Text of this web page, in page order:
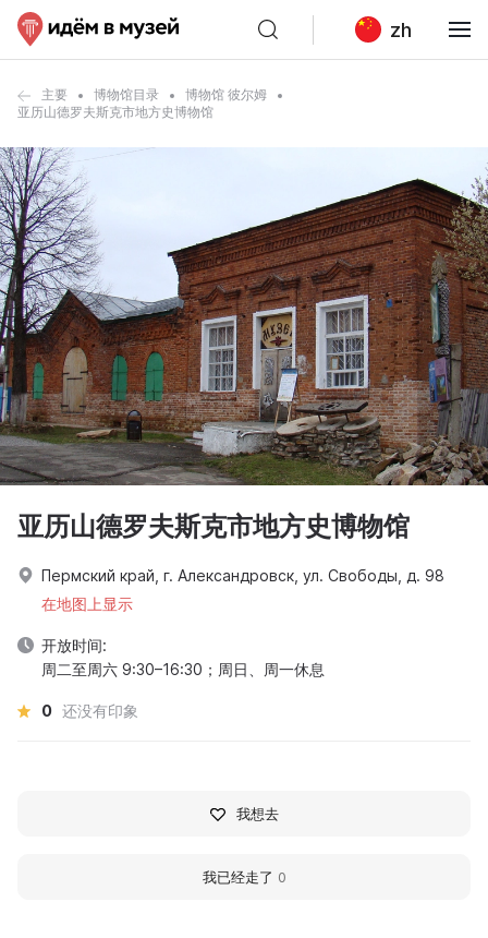
zh
主要 博物馆目录
博物馆 彼尔姆
亚历山德罗夫斯克市地方史博物馆
亚历山德罗夫斯克市地方史博物馆
Пермский край, г. Александровск, ул. Свободы, д. 98
在地图上显示
开放时间:
周二至周六 9:30–16:30；周日、周一休息
0 还没有印象
我想去
我已经走了 0